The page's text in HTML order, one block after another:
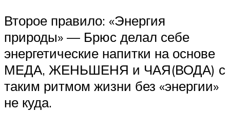
Второе правило: «Энергия
природы» — Брюс делал себе
энергетические напитки на основе
МЕДА, ЖЕНЬШЕНЯ и ЧАЯ(ВОДА) с
таким ритмом жизни без «энергии»
не куда.